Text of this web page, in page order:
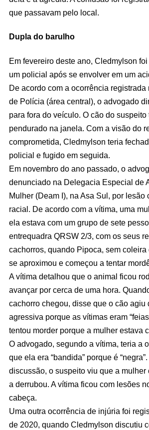
que passavam pelo local.
Dupla do barulho
Em fevereiro deste ano, Cledmylson
um policial após se envolver em um
De acordo com a ocorrência registrada
de Polícia (área central), o advogado
para fora do veículo. O cão do suspeito
pendurado na janela. Com a visão do
comprometida, Cledmylson teria
policial e fugido em seguida.
Em novembro do ano passado, o
denunciado na Delegacia Especial de
Mulher (Deam I), na Asa Sul, por lesão
racial. De acordo com a vítima, uma
ela estava com um grupo de sete
entrequadra QRSW 2/3, com os seus
cachorros, quando Pipoca, sem coleira
se aproximou e começou a tentar
A vítima detalhou que o animal ficou
avançar por cerca de uma hora.
cachorro chegou, disse que o cão agiu
agressiva porque as vítimas eram
tentou morder porque a mulher estava
O advogado, segundo a vítima, teria a
que ela era “bandida” porque é
discussão, o suspeito viu que a mulher
a derrubou. A vítima ficou com lesões
cabeça.
Uma outra ocorrência de injúria foi
de 2020, quando Cledmylson discutiu